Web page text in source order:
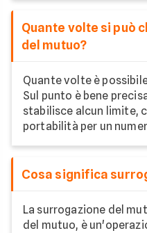
Quante volte si può
del mutuo?
Quante volte è
Sul punto è bene
stabilisce alcun limite,
portabilità per un
Cosa significa
La surrogazione del
del mutuo, è